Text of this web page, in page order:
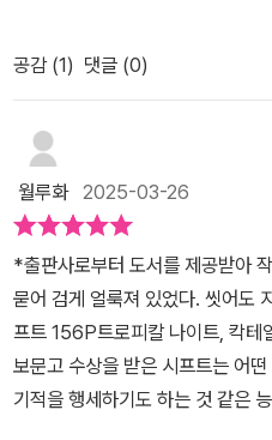
를 둘러보며 꾸리는 사건에는 본
장자리까지 아슬아슬하게 버티며
는 목적이 담담하게 에워싼다. ​찬
서 조카로 이어지는 창의 간절한
려낸다. 시시하다 싶어하며, 진부
선징악을 바라게되는 독자로서의
이나 별반 다르지 않음에 한시름
비해 마지막 페이지까지 끌고가
만, 그거야 내가 출간 시점에서 읽
수도 있겠으니 이거는 독자의 취
는 말끔하게 나았습니다. 병이 완
버지가 다 죽었는데, 누나의 딸 채
받았다는 사실을 얼마 전에 알았
를 보며 이창은 누나에게 일어났
교주를 찾기 시작했습니다. 그런
것입니다.실종된 준서가 멀쩡하게
로 향했고, 경찰서 근처의 CCTV
쓰고 있는 청년이 아이의 손을 잡
니다. 이창은 만약 교주에게 아들
TV 화면에서 본 청년의 나이쯤일
을 죽인 범인은 누구이며, 교주의
존재하는 건지, 자세한 이야기는
머니이자 이창의 누나가 희귀병
이비 종교의 의식으로 희귀병이 나
렀던 인물이다. 그 과정에서 란과
이면서 사이비 종교 교주와 그의
이창은 그들을 수소문하지만 권력
형제의 비밀들이 드러나면서 이
채린의 병을 낫게 해 줄 수 있을까
작품이었다. 조예은 작가님 작품
는 문체와 몰입하게 만드는 스토
한 명이다. 그래서 집중해서 읽다
사람들까지도 피폐하게 만든다.
하지 못하고 몸부림칠수록, 그것
로책방 #책리뷰 #책기록 #책추
학 #장편소설추천 #가독성좋은
공감 (1) 댓글 (0)
월루화2025-03-26
*출판사로부터 도서를 제공받아
묻어 검게 얼룩져 있었다. 씻어도
프트 156P트로피칼 나이트, 칵테
보문고 수상을 받은 시프트는 어
기적을 행세하기도 하는 것 같은